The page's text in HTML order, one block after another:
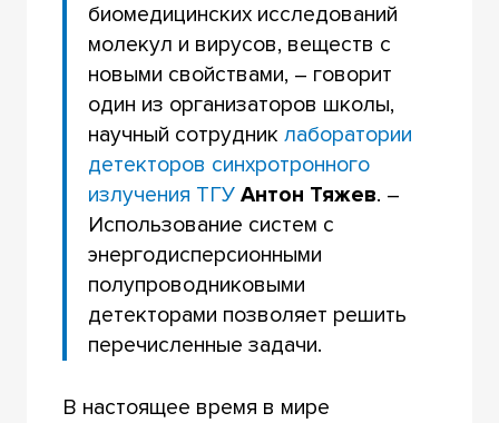
биомедицинских исследований
молекул и вирусов, веществ с
новыми свойствами, – говорит
один из организаторов школы,
научный сотрудниклаборатории
детекторов синхротронного
излучения ТГУ Антон Тяжев. –
Использование систем с
энергодисперсионными
полупроводниковыми
детекторами позволяет решить
перечисленные задачи.
В настоящее время в мире